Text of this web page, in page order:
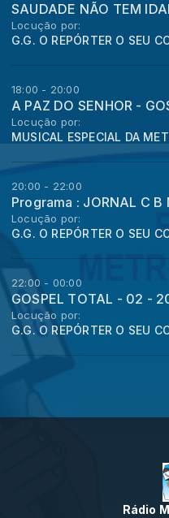
SAUDADE NÃO TEM
Locução por:
18:00 - 20:00
A PAZ DO SENHOR -
Locução por:
MUSICAL ESPECIAL DA
20:00 - 22:00
Locução por:
22:00 - 00:00
GOSPEL TOTAL - 02 -
Locução por:
Rádio